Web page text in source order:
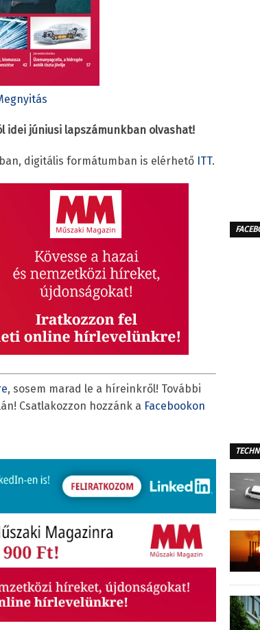
idei júniusi lapszámunkban olvashat!
digitális formátumban is elérhető ITT.
, sosem marad le a híreinkről! További
Csatlakozzon hozzánk a Facebookon